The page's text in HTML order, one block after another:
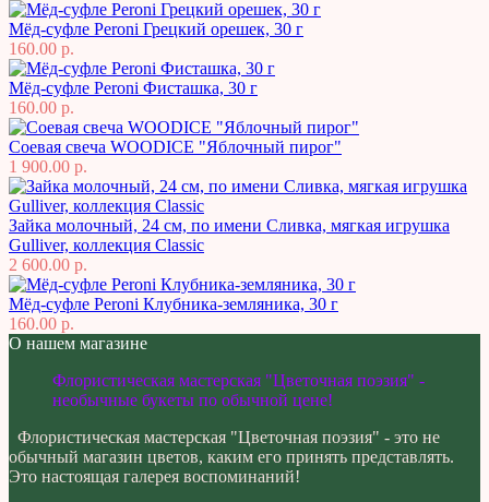
Мёд-суфле Peroni Грецкий орешек, 30 г
160.00 р.
Мёд-суфле Peroni Фисташка, 30 г
160.00 р.
Соевая свеча WOODICE "Яблочный пирог"
1 900.00 р.
Зайка молочный, 24 см, по имени Сливка, мягкая игрушка
Gulliver, коллекция Classic
2 600.00 р.
Мёд-суфле Peroni Клубника-земляника, 30 г
160.00 р.
О нашем магазине
Флористическая мастерская "Цветочная поэзия" -
необычные букеты по обычной цене!
Флористическая мастерская "Цветочная поэзия" - это не
обычный магазин цветов, каким его принять представлять.
Это настоящая галерея воспоминаний!